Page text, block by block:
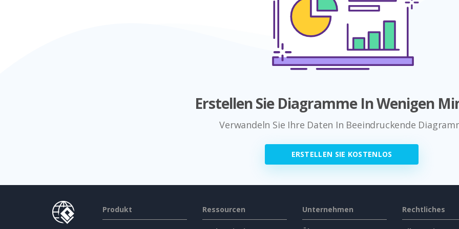
Erstellen Sie Diagramme In Wenigen
Verwandeln Sie Ihre Daten In Beeindruckende
ERSTELLEN SIE KOSTENLOS
Produkt Ressourcen Unternehmen Rechtliches